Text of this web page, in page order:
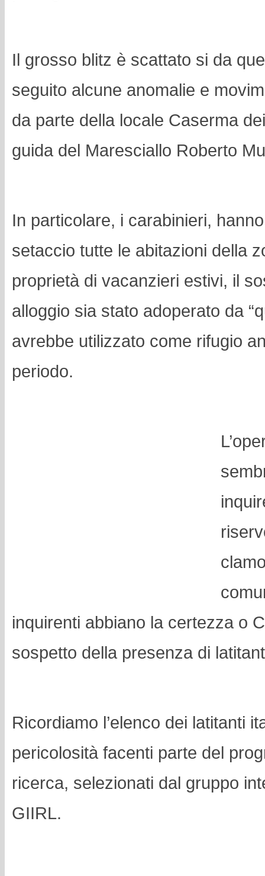
Il grosso blitz è scattato si da
seguito alcune anomalie e
da parte della locale Caserma
guida del Maresciallo Roberto
In particolare, i carabinieri,
setaccio tutte le abitazioni della
proprietà di vacanzieri estivi, il
alloggio sia stato adoperato da
avrebbe utilizzato come rifugio
periodo.
inquirenti abbiano la certezza o
sospetto della presenza di
Ricordiamo l’elenco dei latitanti
pericolosità facenti parte del
ricerca, selezionati dal gruppo
GIIRL.